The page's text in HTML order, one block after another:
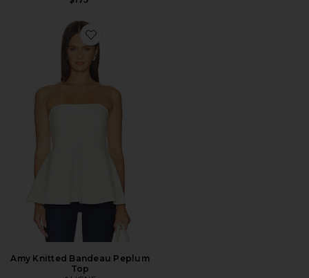
Favorite Amy Knitted Bandeau Peplum Top
Amy Knitted Bandeau Peplum
Top